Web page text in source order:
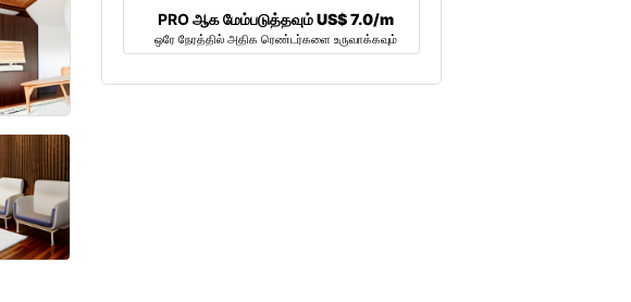
PRO ஆக மேம்படுத்தவும்US$ 7.0/m
ஒரே நேரத்தில் அதிக ரெண்டர்களை உருவாக்கவும்